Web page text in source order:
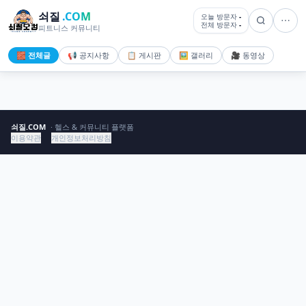
쇠질 .COM
피트니스 커뮤니티
오늘 방문자 -
전체 방문자 -
🧱 전체글 📢 공지사항 📋 게시판 🖼️ 갤러리 🎥 동영상
쇠질.COM · 헬스 & 커뮤니티 플랫폼
이용약관
개인정보처리방침